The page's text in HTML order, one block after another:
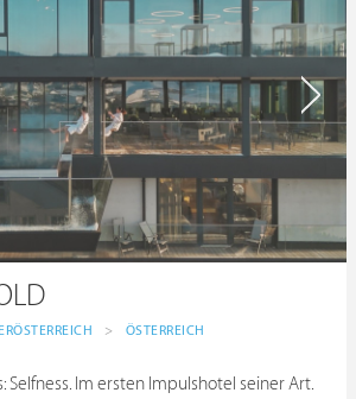
> ÖSTERREICH
Selfness. Im ersten Impulshotel seiner Art.